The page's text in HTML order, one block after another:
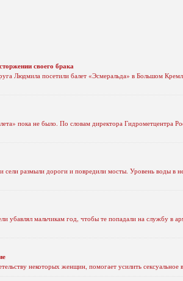
своего брака
Людмила посетили балет «Эсмеральда» в Большом
пока не было. По словам директора Гидрометцентра
размыли дороги и повредили мосты. Уровень воды в
убавлял мальчикам год, чтобы те попадали на службу в
некоторых женщин, помогает усилить